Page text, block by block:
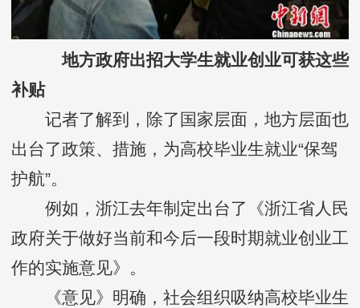
地方政府出招大学生就业创业可获这些
补贴
记者了解到，除了国家层面，地方层面也
出台了政策、措施，为高校毕业生就业“保驾
护航”。
例如，浙江去年制定出台了《浙江省人民
政府关于做好当前和今后一段时期就业创业工
作的实施意见》。
《意见》明确，社会组织吸纳高校毕业生